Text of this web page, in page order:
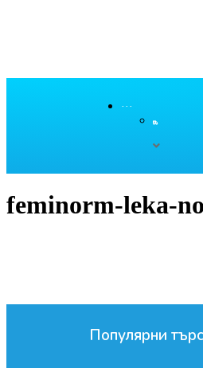
···
feminorm-leka-
Популярни